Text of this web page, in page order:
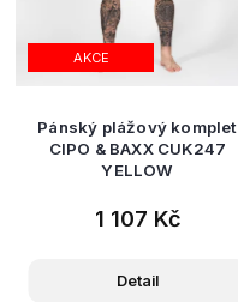
AKCE
Pánský plážový komplet
CIPO & BAXX CUK247
YELLOW
1 107 Kč
Detail